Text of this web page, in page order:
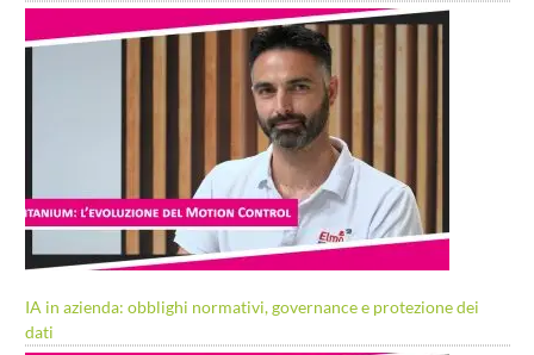
IA in azienda: obblighi normativi, governance e protezione dei
dati